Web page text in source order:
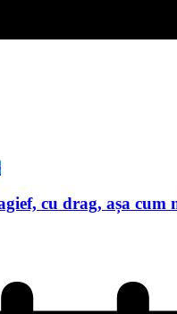
cu drag, așa cum